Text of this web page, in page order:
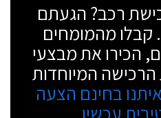
רכב? הגעתם
קבלו מהמומחים
הכירו את מבצעי
הרכישה המיוחדות
בחינם הצעה